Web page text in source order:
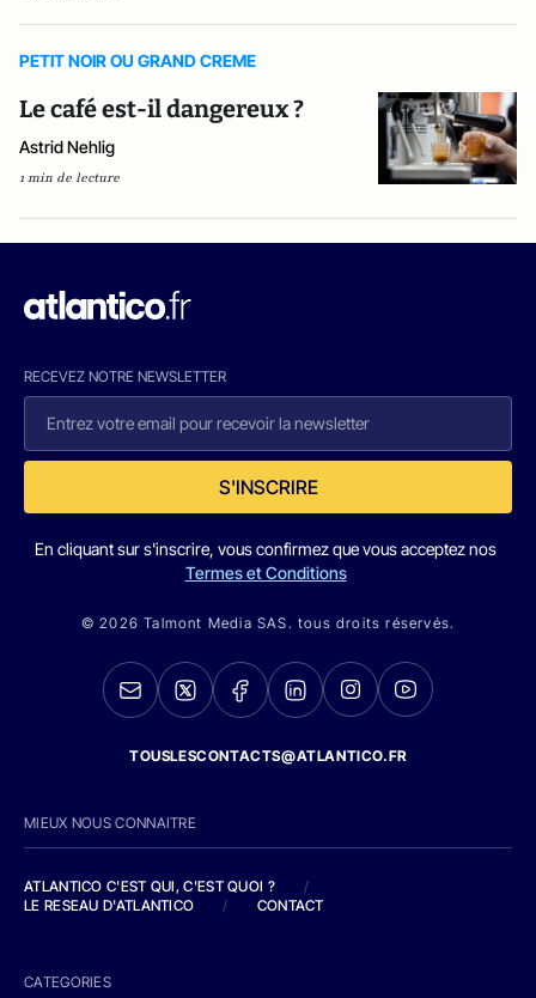
PETIT NOIR OU GRAND CREME
Le café est-il dangereux ?
Astrid Nehlig
1 min de lecture
RECEVEZ NOTRE NEWSLETTER
S'INSCRIRE
En cliquant sur s'inscrire, vous confirmez que vous acceptez nos
Termes et Conditions
© 2026 Talmont Media SAS. tous droits réservés.
TOUSLESCONTACTS@ATLANTICO.FR
MIEUX NOUS CONNAITRE
ATLANTICO C'EST QUI, C'EST QUOI ?
/
LE RESEAU D'ATLANTICO
/ CONTACT
CATEGORIES